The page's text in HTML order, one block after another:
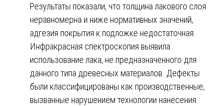
Результаты показали, что толщина лакового слоя
неравномерна и ниже нормативных значений,
адгезия покрытия к подложке недостаточная.
Инфракрасная спектроскопия выявила
использование лака, не предназначенного для
данного типа древесных материалов. Дефекты
были классифицированы как производственные,
вызванные нарушением технологии нанесения